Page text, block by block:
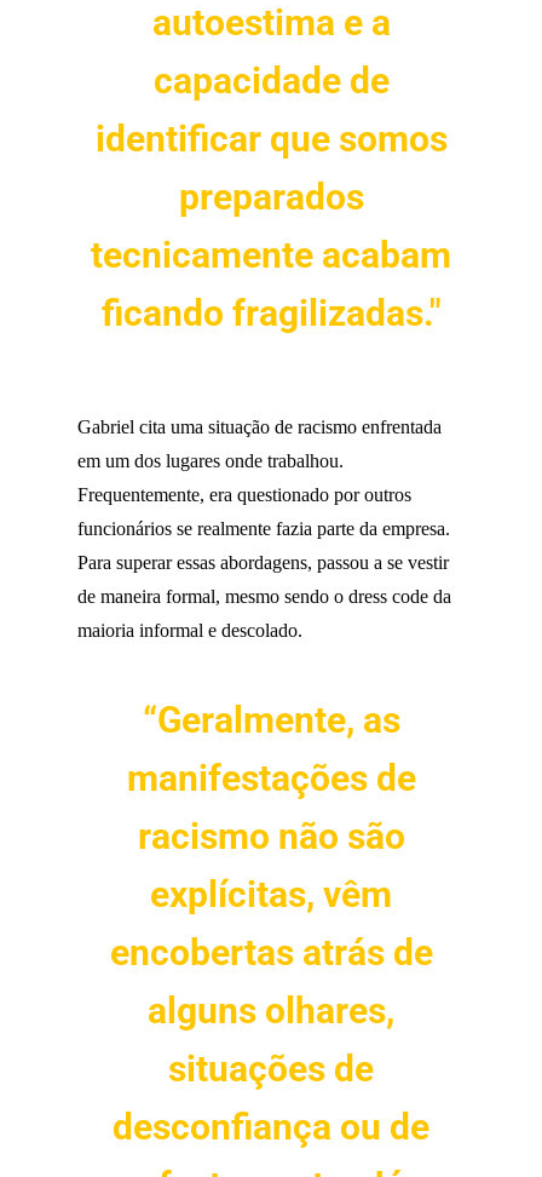
autoestima e a
capacidade de
identificar que somos
preparados
tecnicamente acabam
ficando fragilizadas."
Gabriel cita uma situação de racismo enfrentada
em um dos lugares onde trabalhou.
Frequentemente, era questionado por outros
funcionários se realmente fazia parte da empresa.
Para superar essas abordagens, passou a se vestir
de maneira formal, mesmo sendo o dress code da
maioria informal e descolado.
“Geralmente, as
manifestações de
racismo não são
explícitas, vêm
encobertas atrás de
alguns olhares,
situações de
desconfiança ou de